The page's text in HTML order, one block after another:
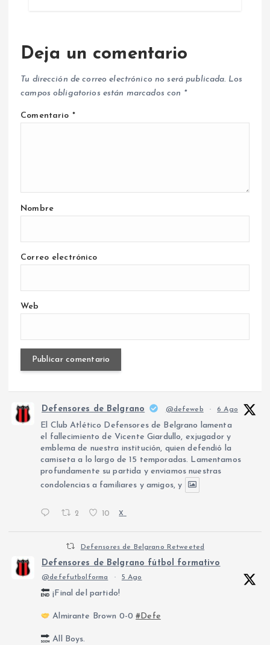
Deja un comentario
Tu dirección de correo electrónico no será publicada. Los
campos obligatorios están marcados con *
Comentario *
Nombre
Correo electrónico
Web
Defensores de Belgrano @defeweb · 6 Ago
El Club Atlético Defensores de Belgrano lamenta
el fallecimiento de Vicente Giardullo, exjugador y
emblema de nuestra institución, quien defendió la
camiseta a lo largo de 15 temporadas. Lamentamos
profundamente su partida y enviamos nuestras
condolencias a familiares y amigos, y
2 10 X
Defensores de Belgrano Retweeted
Defensores de Belgrano fútbol formativo
@defefutbolforma · 5 Ago
¡Final del partido!
Almirante Brown 0-0#Defe
All Boys.